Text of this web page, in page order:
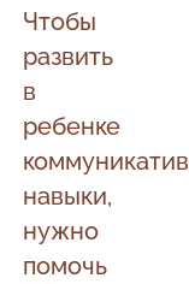
Чтобы
развить
в
ребенке
навыки,
нужно
помочь